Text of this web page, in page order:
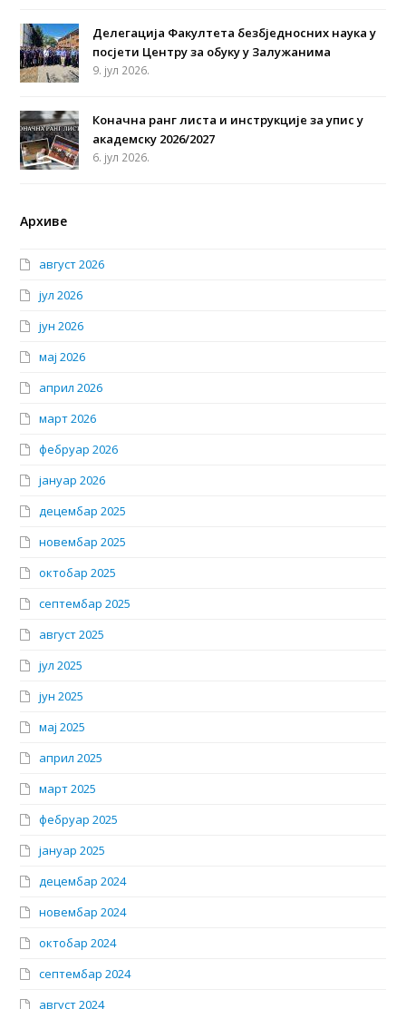
Делегација Факултета безбједносних наука у
посјети Центру за обуку у Залужанима
9. јул 2026.
Коначна ранг листа и инструкције за упис у
академску 2026/2027
6. јул 2026.
Архиве
август 2026
јул 2026
јун 2026
мај 2026
април 2026
март 2026
фебруар 2026
јануар 2026
децембар 2025
новембар 2025
октобар 2025
септембар 2025
август 2025
јул 2025
јун 2025
мај 2025
април 2025
март 2025
фебруар 2025
јануар 2025
децембар 2024
новембар 2024
октобар 2024
септембар 2024
август 2024